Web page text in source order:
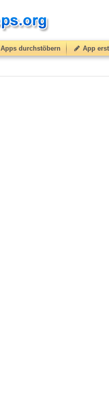
Apps durchstöbern App